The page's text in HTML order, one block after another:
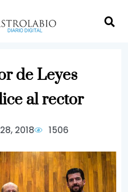
de Leyes
al rector
2018 1506